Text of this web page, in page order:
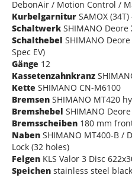
DebonAir / Motion Control /
Kurbelgarnitur SAMOX
Schaltwerk SHIMANO
Schalthebel SHIMANO
Spec EV)
Gänge 12
Kassetenzahnkranz
Kette SHIMANO CN-M6100
Bremsen SHIMANO MT420
Bremshebel SHIMANO
Bremsscheiben 180 mm
Naben SHIMANO MT400-B /
Lock (32 holes)
Felgen KLS Valor 3 Disc
Speichen stainless steel black